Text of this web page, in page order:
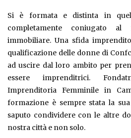
Si è formata e distinta in
completamente coniugato al
immobiliare. Una sfida
qualificazione delle donne di
ad uscire dal loro ambito per
essere imprenditrici.
Imprenditoria Femminile in
formazione è sempre stata la
saputo condividere con le altre
nostra città e non solo.